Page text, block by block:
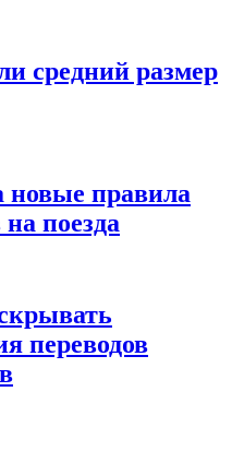
средний размер
новые правила
поезда
переводов